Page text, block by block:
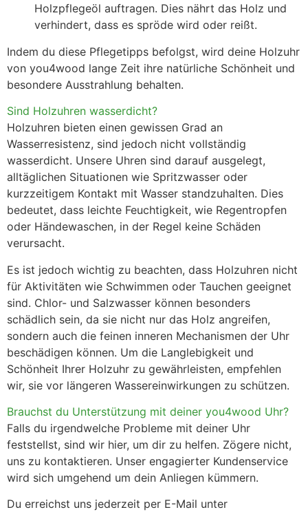
Holzpflegeöl auftragen. Dies nährt das Holz und
verhindert, dass es spröde wird oder reißt.
Indem du diese Pflegetipps befolgst, wird deine Holzuhr
von you4wood lange Zeit ihre natürliche Schönheit und
besondere Ausstrahlung behalten.
Sind Holzuhren wasserdicht?
Holzuhren bieten einen gewissen Grad an
Wasserresistenz, sind jedoch nicht vollständig
wasserdicht. Unsere Uhren sind darauf ausgelegt,
alltäglichen Situationen wie Spritzwasser oder
kurzzeitigem Kontakt mit Wasser standzuhalten. Dies
bedeutet, dass leichte Feuchtigkeit, wie Regentropfen
oder Händewaschen, in der Regel keine Schäden
verursacht.
Es ist jedoch wichtig zu beachten, dass Holzuhren nicht
für Aktivitäten wie Schwimmen oder Tauchen geeignet
sind. Chlor- und Salzwasser können besonders
schädlich sein, da sie nicht nur das Holz angreifen,
sondern auch die feinen inneren Mechanismen der Uhr
beschädigen können. Um die Langlebigkeit und
Schönheit Ihrer Holzuhr zu gewährleisten, empfehlen
wir, sie vor längeren Wassereinwirkungen zu schützen.
Brauchst du Unterstützung mit deiner you4wood Uhr?
Falls du irgendwelche Probleme mit deiner Uhr
feststellst, sind wir hier, um dir zu helfen. Zögere nicht,
uns zu kontaktieren. Unser engagierter Kundenservice
wird sich umgehend um dein Anliegen kümmern.
Du erreichst uns jederzeit per E-Mail unter